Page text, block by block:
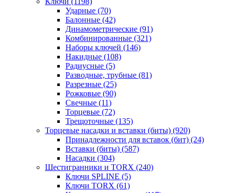
Ударные (70)
Балонные (42)
Динамометрические (91)
Комбинированные (321)
Наборы ключей (146)
Накидные (108)
Радиусные (5)
Разводные, трубные (81)
Разрезные (25)
Рожковые (90)
Свечные (11)
Торцевые (72)
Трещоточные (135)
Торцевые насадки и вставки (биты) (920)
Принадлежности для вставок (бит) (24)
Вставки (биты) (587)
Насадки (304)
Шестигранники и TORX (240)
Ключи SPLINE (5)
Ключи TORX (61)